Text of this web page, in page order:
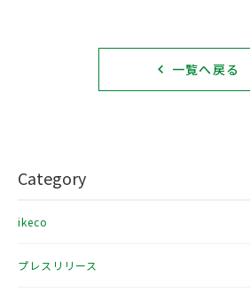
一覧へ戻る
Category
ikeco
プレスリリース